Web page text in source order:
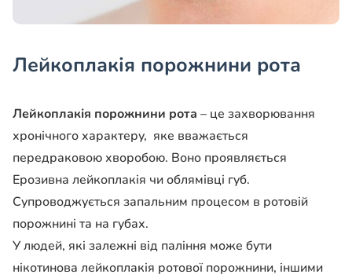
Лейкоплакія порожнини рота
Лейкоплакія порожнини рота – це захворювання
хронічного характеру, яке вважається
передраковою хворобою. Воно проявляється
Ерозивна лейкоплакія чи облямівці губ.
Супроводжується запальним процесом в ротовій
порожнині та на губах.
У людей, які залежні від паління може бути
нікотинова лейкоплакія ротової порожнини, іншими